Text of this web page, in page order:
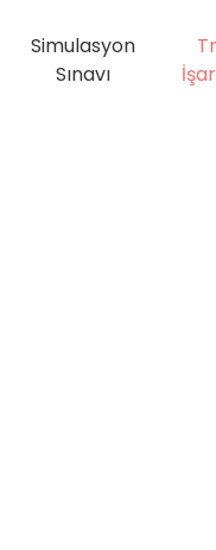
Simulasyon
Sınavı